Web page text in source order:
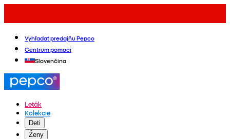
Vyhľadať predajňu Pepco
Centrum pomoci
Slovenčina
Leták
Kolekcie
Deti
Ženy